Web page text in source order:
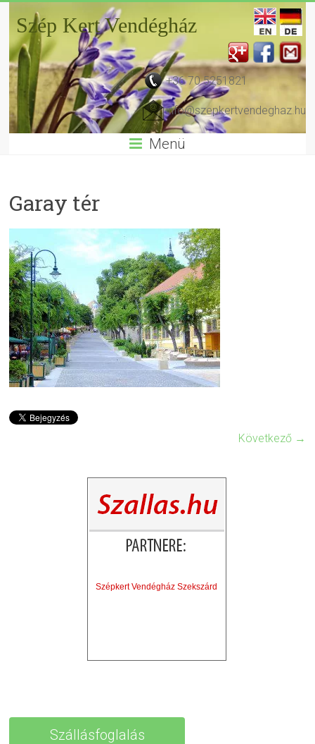
Szép Kert Vendégház
+36 70 5251821
info@szepkertvendeghaz.hu
Menü
Garay tér
Következő →
Szépkert Vendégház Szekszárd
Szállásfoglalás